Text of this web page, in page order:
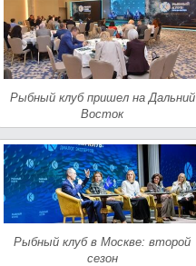
Рыбный клуб пришел на Дальний
Восток
Рыбный клуб в Москве: второй
сезон